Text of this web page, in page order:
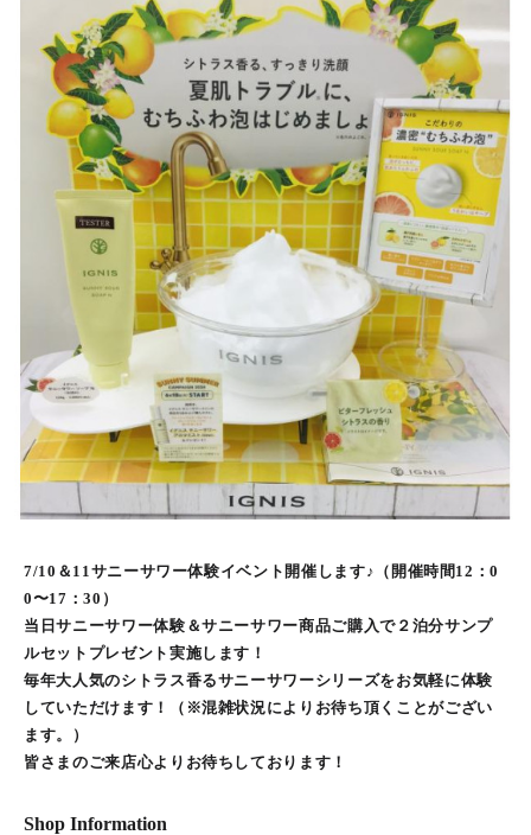
7/10＆11サニーサワー体験イベント開催します♪（開催時間12：0
0〜17：30）
当日サニーサワー体験＆サニーサワー商品ご購入で２泊分サンプ
ルセットプレゼント実施します！
毎年大人気のシトラス香るサニーサワーシリーズをお気軽に体験
していただけます！（※混雑状況によりお待ち頂くことがござい
ます。）
皆さまのご来店心よりお待ちしております！
Shop Information